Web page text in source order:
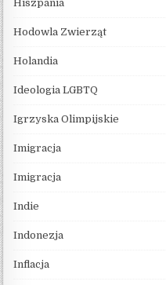
Hiszpania
Hodowla Zwierząt
Holandia
Ideologia LGBTQ
Igrzyska Olimpijskie
Imigracja
Imigracja
Indie
Indonezja
Inflacja